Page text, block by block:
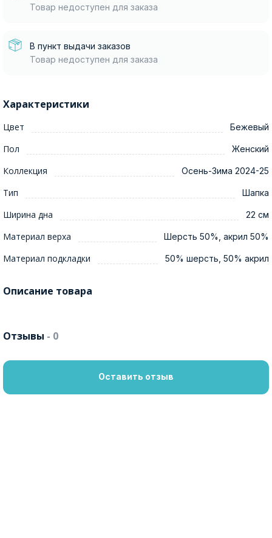
Товар недоступен для заказа
В пункт выдачи заказов
Товар недоступен для заказа
Характеристики
Цвет Бежевый
Пол Женский
Коллекция Осень-Зима 2024-25
Тип Шапка
Ширина дна 22 см
Материал верха Шерсть 50%, акрил 50%
Материал подкладки 50% шерсть, 50% акрил
Описание товара
Отзывы - 0
Оставить отзыв